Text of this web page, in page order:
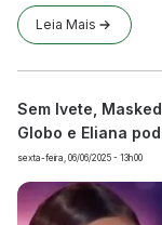
Leia Mais
Sem Ivete,
Globo e Eliana
sexta-feira, 06/06/2025 - 13h00